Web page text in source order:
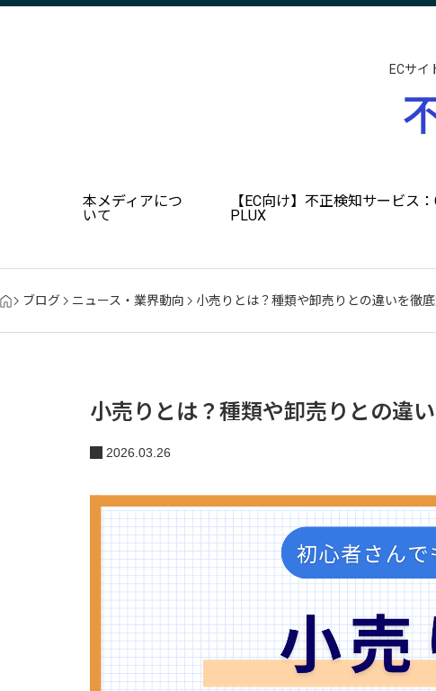
ECサ
本メディアにつ
いて
【EC向け】不正検知サービス
PLUX
ブログ ニュース・業界動向 小売りとは？種類や卸売りとの違いを徹
小売りとは？種類や卸売りとの違
2026.03.26